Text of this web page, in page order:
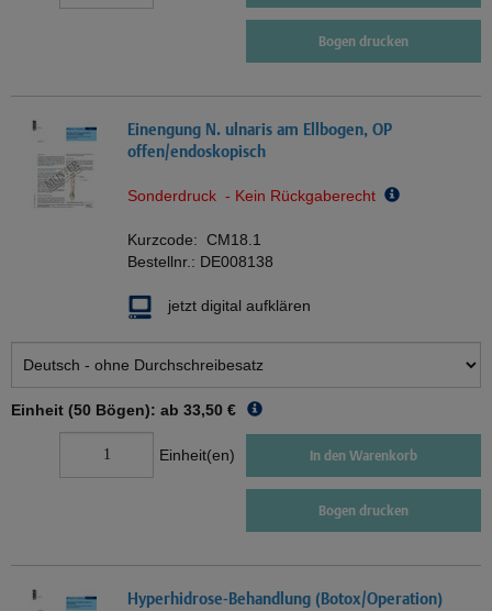
Bogen drucken
Einengung N. ulnaris am Ellbogen, OP
offen/endoskopisch
Sonderdruck - Kein Rückgaberecht
Kurzcode: CM18.1
Bestellnr.: DE008138
jetzt digital aufklären
Einheit (50 Bögen): ab 33,50 €
Einheit(en) In den Warenkorb
Bogen drucken
Hyperhidrose-Behandlung (Botox/Operation)